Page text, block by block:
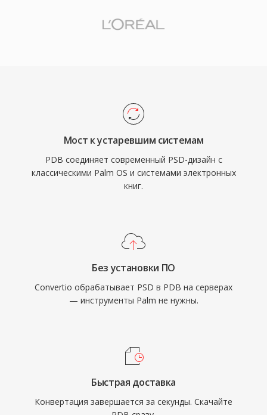
Мост к устаревшим системам
PDB соединяет современный PSD-дизайн с
классическими Palm OS и системами электронных
книг.
Без установки ПО
Convertio обрабатывает PSD в PDB на серверах
— инструменты Palm не нужны.
Быстрая доставка
Конвертация завершается за секунды. Скачайте